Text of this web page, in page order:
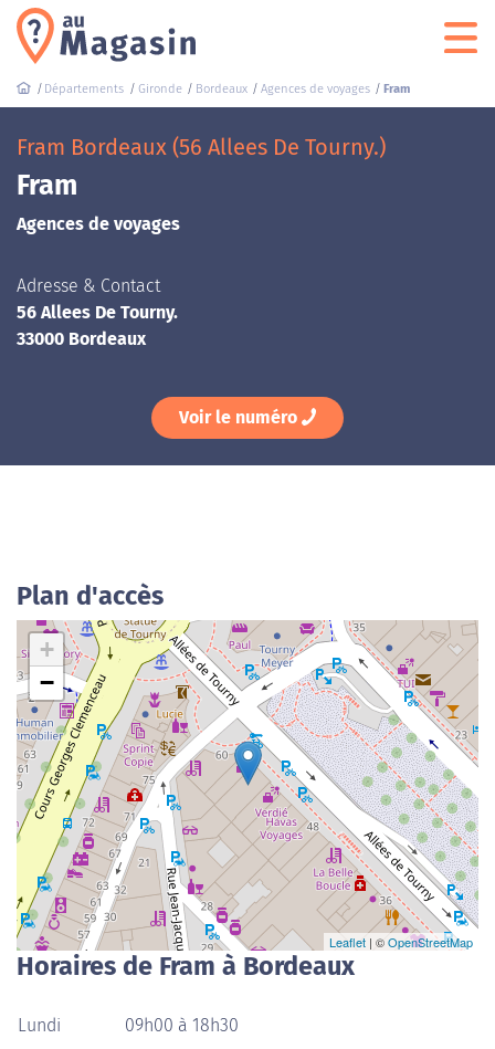
Départements Gironde Bordeaux Agences de voyages Fram
Fram Bordeaux (56 Allees De Tourny.)
Fram
Agences de voyages
Adresse & Contact
56 Allees De Tourny.
33000 Bordeaux
Voir le numéro
Plan d'accès
+
−
Leaflet | ©OpenStreetMap
Horaires de Fram à Bordeaux
Lundi
09h00 à 18h30